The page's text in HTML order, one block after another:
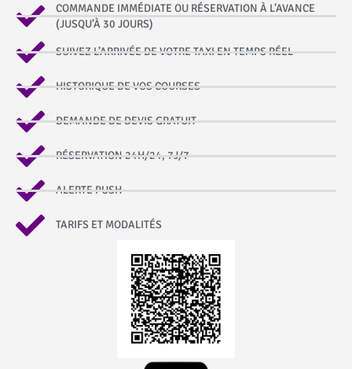
COMMANDE IMMÉDIATE OU RÉSERVATION À L’AVANCE
(JUSQU’À 30 JOURS)
SUIVEZ L’ARRIVÉE DE VOTRE TAXI EN TEMPS RÉEL
HISTORIQUE DE VOS COURSES
DEMANDE DE DEVIS GRATUIT
RÉSERVATION 24H/24, 7J/7
ALERTE PUSH
TARIFS ET MODALITÉS